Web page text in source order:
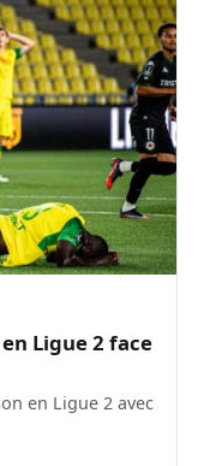
Ligue 2 face
en Ligue 2 avec